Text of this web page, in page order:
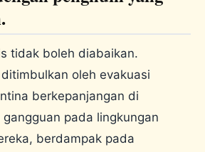
tidak boleh diabaikan.
oleh evakuasi
berkepanjangan di
pada lingkungan
berdampak pada